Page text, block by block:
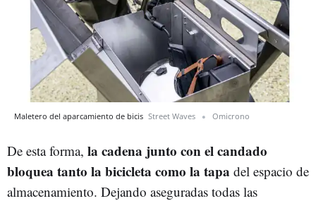
Maletero del aparcamiento de bicis Street Waves Omicrono
De esta forma, la cadena junto con el candado
bloquea tanto la bicicleta como la tapa del espacio de
almacenamiento. Dejando aseguradas todas las